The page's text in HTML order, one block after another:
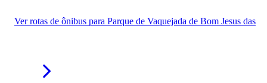
Ver rotas de ônibus para Parque de Vaquejada de Bom Jesus das